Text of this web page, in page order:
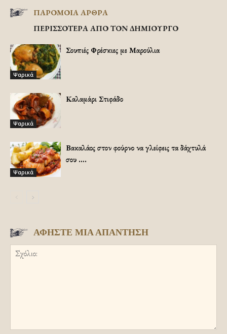
ΠΑΡΟΜΟΙΑ ΑΡΘΡΑ
ΠΕΡΙΣΣΟΤΕΡΑ ΑΠΟ ΤΟΝ ΔΗΜΙΟΥΡΓΟ
Ψαρικά
Σουπιές Φρέσκιες με Μαρούλια
Ψαρικά
Καλαμάρι Στιφάδο
Ψαρικά
Βακαλάος στον φούρνο να γλείφεις τα δάχτυλά
σου ….
ΑΦΗΣΤΕ ΜΙΑ ΑΠΑΝΤΗΣΗ